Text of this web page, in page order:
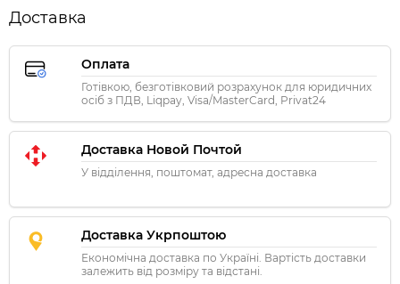
Доставка
Оплата
Готівкою, безготівковий розрахунок для юридичних
осіб з ПДВ, Liqpay, Visa/MasterCard, Privat24
Доставка Новой Почтой
У відділення, поштомат, адресна доставка
Доставка Укрпоштою
Економічна доставка по Україні. Вартість доставки
залежить від розміру та відстані.